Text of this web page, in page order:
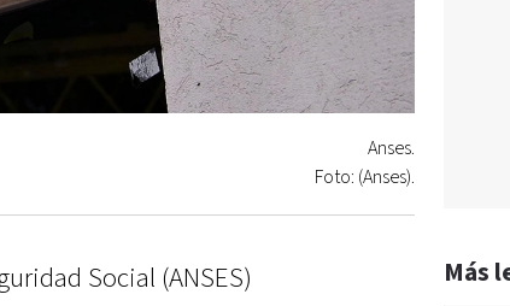
Anses.
Foto: (Anses).
Social (ANSES)
Más